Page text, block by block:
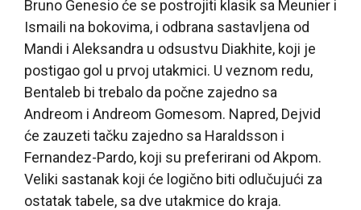
Bruno Genesio će se postrojiti klasik sa Meunier i
Ismaili na bokovima, i odbrana sastavljena od
Mandi i Aleksandra u odsustvu Diakhite, koji je
postigao gol u prvoj utakmici. U veznom redu,
Bentaleb bi trebalo da počne zajedno sa
Andreom i Andreom Gomesom. Napred, Dejvid
će zauzeti tačku zajedno sa Haraldsson i
Fernandez-Pardo, koji su preferirani od Akpom.
Veliki sastanak koji će logično biti odlučujući za
ostatak tabele, sa dve utakmice do kraja.